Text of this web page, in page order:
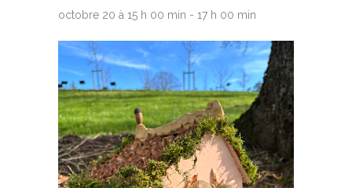
octobre 20 à 15 h 00 min - 17 h 00 min